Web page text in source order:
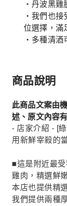
・丹波黑
・我們也
位選擇，滿
・多種清
商品說明
此商品文案由
述、原文內容
- 店家介紹 - [
用新鮮宰殺的
■這是附近最
雞肉，精選鮮
本店也提供精
我們提供兩種